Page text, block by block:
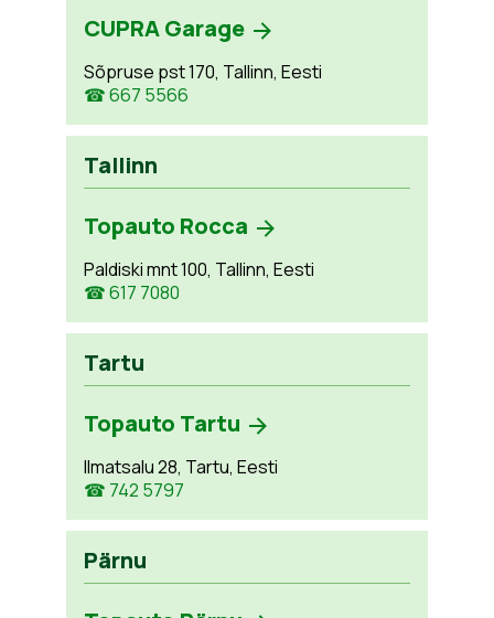
CUPRA Garage
Sõpruse pst 170, Tallinn, Eesti
☎ 667 5566
Tallinn
Topauto Rocca
Paldiski mnt 100, Tallinn, Eesti
☎ 617 7080
Tartu
Topauto Tartu
Ilmatsalu 28, Tartu, Eesti
☎ 742 5797
Pärnu